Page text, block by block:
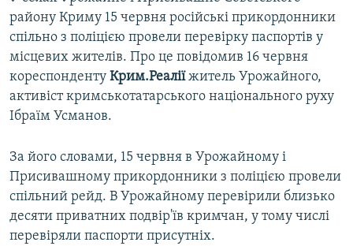
району Криму 15 червня російські прикордонники
спільно з поліцією провели перевірку паспортів у
місцевих жителів. Про це повідомив 16 червня
кореспонденту Крим.Реаліїжитель Урожайного,
активіст кримськотатарського національного руху
Ібраїм Усманов.
За його словами, 15 червня в Урожайному і
Присивашному прикордонники з поліцією провели
спільний рейд. В Урожайному перевірили близько
десяти приватних подвір'їв кримчан, у тому числі
перевіряли паспорти присутніх.